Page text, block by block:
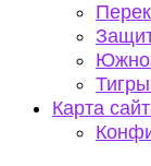
Карта